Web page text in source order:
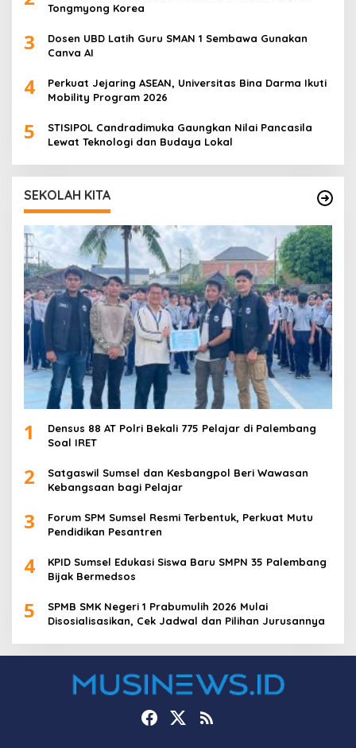
Tongmyong Korea
3
Dosen UBD Latih Guru SMAN 1 Sembawa Gunakan
Canva AI
4
Perkuat Jejaring ASEAN, Universitas Bina Darma Ikuti
Mobility Program 2026
5
STISIPOL Candradimuka Gaungkan Nilai Pancasila
Lewat Teknologi dan Budaya Lokal
SEKOLAH KITA
1
Densus 88 AT Polri Bekali 775 Pelajar di Palembang
Soal IRET
2
Satgaswil Sumsel dan Kesbangpol Beri Wawasan
Kebangsaan bagi Pelajar
3
Forum SPM Sumsel Resmi Terbentuk, Perkuat Mutu
Pendidikan Pesantren
4
KPID Sumsel Edukasi Siswa Baru SMPN 35 Palembang
Bijak Bermedsos
5
SPMB SMK Negeri 1 Prabumulih 2026 Mulai
Disosialisasikan, Cek Jadwal dan Pilihan Jurusannya